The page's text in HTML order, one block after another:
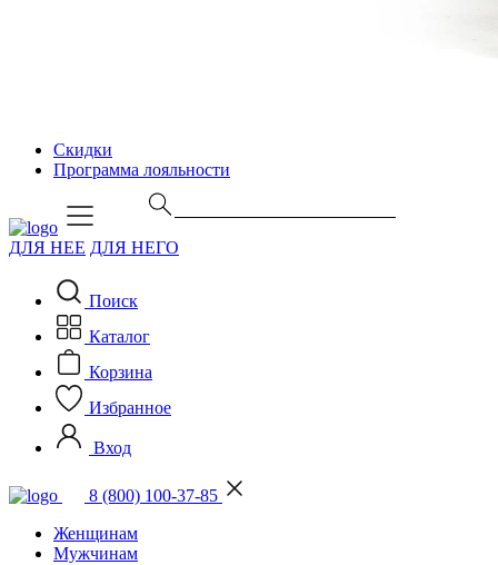
Скидки
Программа лояльности
ДЛЯ НЕЕ ДЛЯ НЕГО
Поиск
Каталог
Корзина
Избранное
Вход
8 (800) 100-37-85
Женщинам
Мужчинам